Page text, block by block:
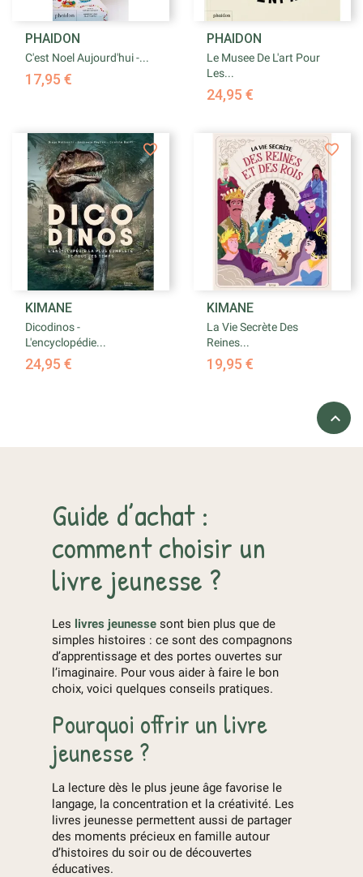
PHAIDON
C'est Noel Aujourd'hui -...
17,95 €
PHAIDON
Le Musee De L'art Pour
Les...
24,95 €
KIMANE
Dicodinos -
L'encyclopédie...
24,95 €
KIMANE
La Vie Secrète Des
Reines...
19,95 €

Guide d’achat :
comment choisir un
livre jeunesse ?
Les livres jeunesse sont bien plus que de
simples histoires : ce sont des compagnons
d’apprentissage et des portes ouvertes sur
l’imaginaire. Pour vous aider à faire le bon
choix, voici quelques conseils pratiques.
Pourquoi offrir un livre
jeunesse ?
La lecture dès le plus jeune âge favorise le
langage, la concentration et la créativité. Les
livres jeunesse permettent aussi de partager
des moments précieux en famille autour
d’histoires du soir ou de découvertes
éducatives.